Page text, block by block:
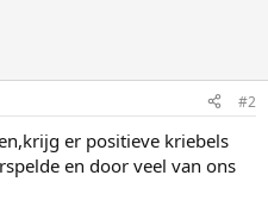
#2
er positieve kriebels
en door veel van ons